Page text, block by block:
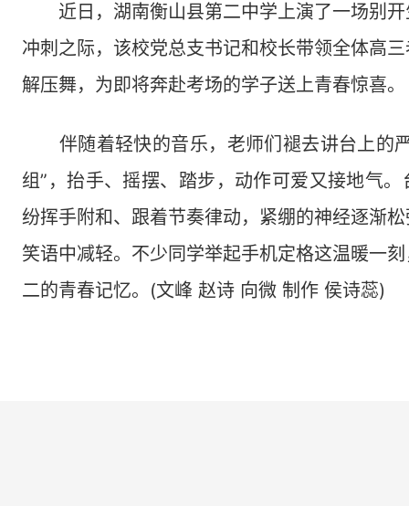
近日，湖南衡山县第二中学上演了一场别开
冲刺之际，该校党总支书记和校长带领全体高
解压舞，为即将奔赴考场的学子送上青春惊喜。
伴随着轻快的音乐，老师们褪去讲台上的
组”，抬手、摇摆、踏步，动作可爱又接地气
纷挥手附和、跟着节奏律动，紧绷的神经逐渐
笑语中减轻。不少同学举起手机定格这温暖一
二的青春记忆。(文峰 赵诗 向微 制作 侯诗蕊)